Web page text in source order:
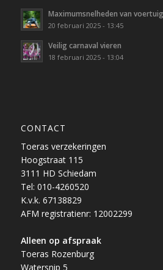
Maximumsnelheden van
20 februari 2025 - 13:45
Veilig carnaval vieren
18 februari 2025 - 13:04
CONTACT
Toeras verzekeringen
Hoogstraat 115
3111 HD Schiedam
Tel: 010-4260520
K.v.k. 67138829
AFM registratienr: 12002299
Alleen op afspraak
Toeras Rozenburg
Watersnip 5